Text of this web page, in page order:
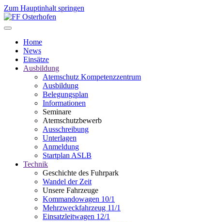
Zum Hauptinhalt springen
Home
News
Einsätze
Ausbildung
Atemschutz Kompetenzzentrum
Ausbildung
Belegungsplan
Informationen
Seminare
Atemschutzbewerb
Ausschreibung
Unterlagen
Anmeldung
Startplan ASLB
Technik
Geschichte des Fuhrpark
Wandel der Zeit
Unsere Fahrzeuge
Kommandowagen 10/1
Mehrzweckfahrzeug 11/1
Einsatzleitwagen 12/1